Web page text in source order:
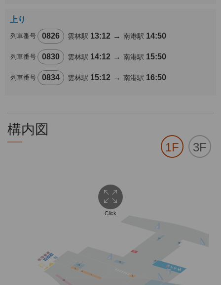
上り
列車番号 0826 雲林駅 13:12 → 南港駅 14:50
列車番号 0830 雲林駅 14:12 → 南港駅 15:50
列車番号 0834 雲林駅 15:12 → 南港駅 16:50
構内図
1F 3F
Click